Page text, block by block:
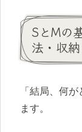
SとMの
法・収納
「結局、何
ます。